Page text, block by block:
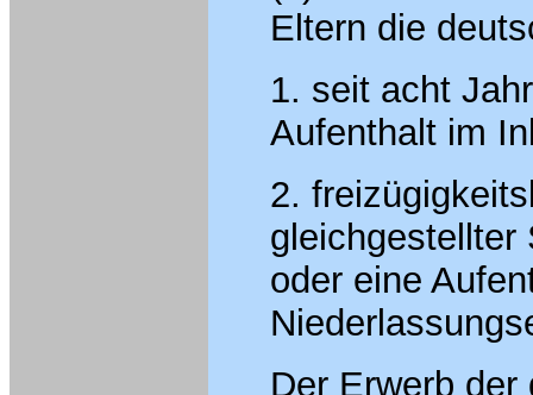
Eltern die
1. seit acht
Aufenthalt im
2.
gleichgestellter
oder eine
Der Erwerb